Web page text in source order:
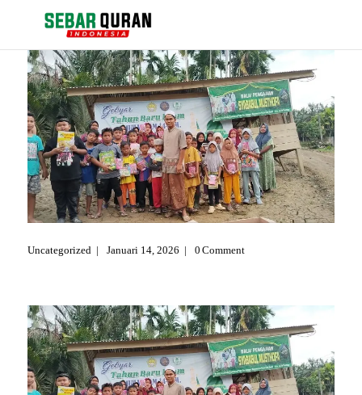
Berita
Events
Kontak
Tentang Kami
Pengajuan Bantuan Al Quran
Uncategorized Januari 14, 2026 0 Comment